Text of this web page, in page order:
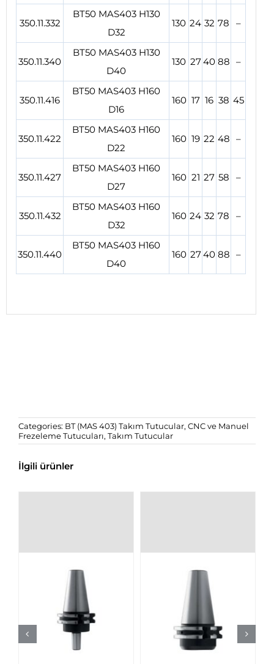
350.11.332
BT50 MAS403 H130
D32
130 24 32 78 –
350.11.340
BT50 MAS403 H130
D40
130 2740 88 –
350.11.416
BT50 MAS403 H160
D16
160 17 16 38 45
350.11.422
BT50 MAS403 H160
D22
160 19 22 48 –
350.11.427
BT50 MAS403 H160
D27
160 21 27 58 –
350.11.432
BT50 MAS403 H160
D32
160 24 32 78 –
350.11.440
BT50 MAS403 H160
D40
160 2740 88 –
Categories: BT (MAS 403) Takım Tutucular, CNC ve Manuel
Frezeleme Tutucuları, Takım Tutucular
İlgili ürünler